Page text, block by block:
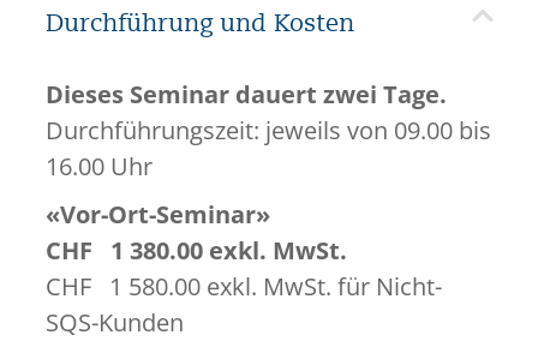
Durchführung und Kosten
Dieses Seminar dauert zwei Tage.
Durchführungszeit: jeweils von 09.00 bis
16.00 Uhr
«Vor-Ort-Seminar»
CHF 1 380.00 exkl. MwSt.
CHF 1 580.00 exkl. MwSt. für Nicht-
SQS-Kunden